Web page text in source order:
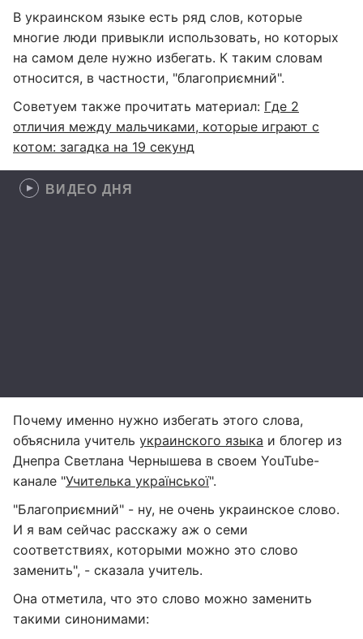
В украинском языке есть ряд слов, которые
многие люди привыкли использовать, но которых
на самом деле нужно избегать. К таким словам
относится, в частности, "благоприємний".
Советуем также прочитать материал: Где 2
отличия между мальчиками, которые играют с
котом: загадка на 19 секунд
ВИДЕО ДНЯ
Почему именно нужно избегать этого слова,
объяснила учитель украинского языка и блогер из
Днепра Светлана Чернышева в своем YouTube-
канале "Учителька української".
"Благоприємний" - ну, не очень украинское слово.
И я вам сейчас расскажу аж о семи
соответствиях, которыми можно это слово
заменить", - сказала учитель.
Она отметила, что это слово можно заменить
такими синонимами: